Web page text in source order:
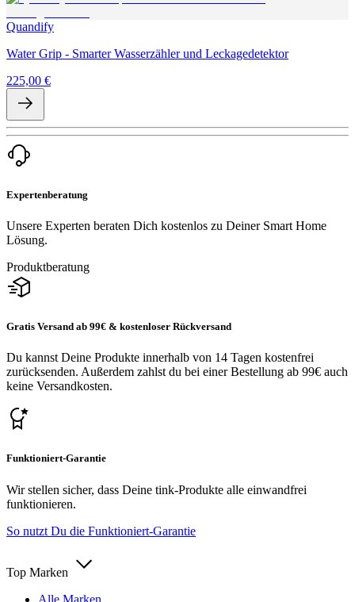
Quandify
Water Grip - Smarter Wasserzähler und Leckagedetektor
225,00 €
Expertenberatung
Unsere Experten beraten Dich kostenlos zu Deiner Smart Home
Lösung.
Produktberatung
Gratis Versand ab 99€ & kostenloser Rückversand
Du kannst Deine Produkte innerhalb von 14 Tagen kostenfrei
zurücksenden. Außerdem zahlst du bei einer Bestellung ab 99€ auch
keine Versandkosten.
Funktioniert-Garantie
Wir stellen sicher, dass Deine tink-Produkte alle einwandfrei
funktionieren.
So nutzt Du die Funktioniert-Garantie
Top Marken
Alle Marken